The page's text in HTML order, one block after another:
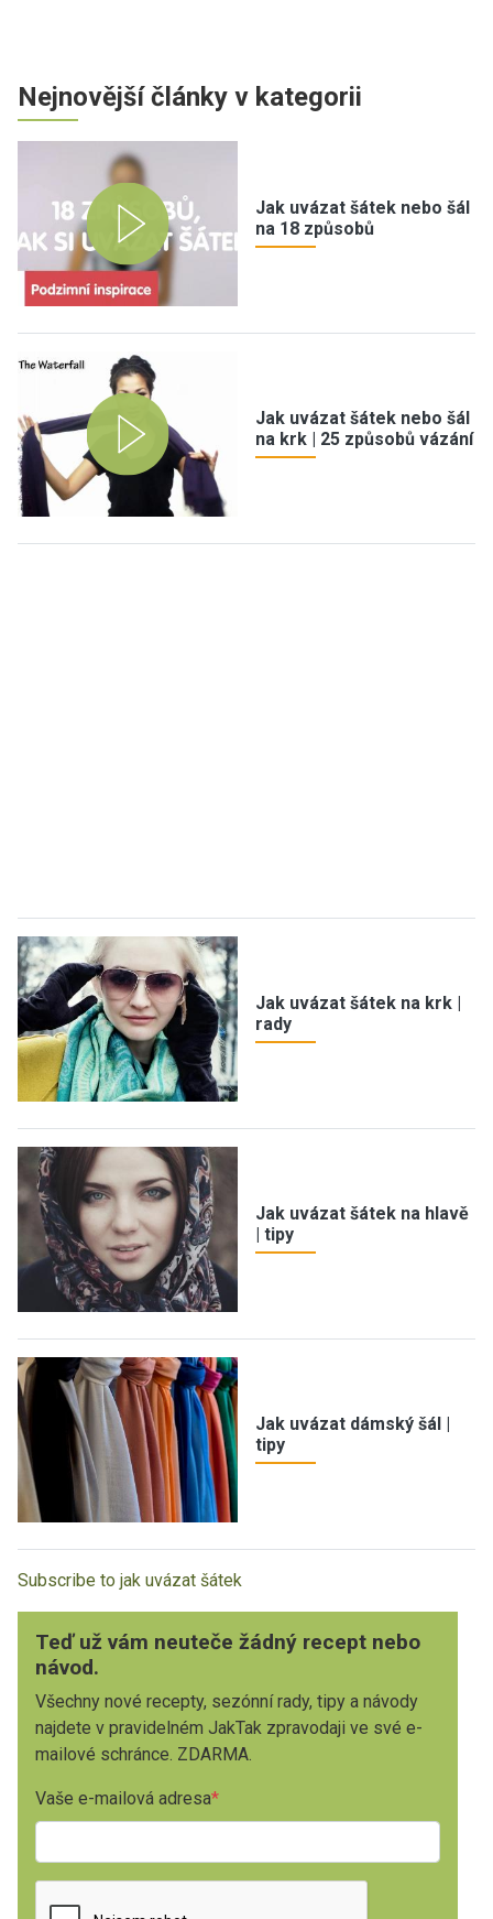
Nejnovější články v kategorii
Jak uvázat šátek nebo šál
na 18 způsobů
Jak uvázat šátek nebo šál
na krk | 25 způsobů vázání
Jak uvázat šátek na krk |
rady
Jak uvázat šátek na hlavě
| tipy
Jak uvázat dámský šál |
tipy
Subscribe to jak uvázat šátek
Teď už vám neuteče žádný recept nebo
návod.
Všechny nové recepty, sezónní rady, tipy a návody
najdete v pravidelném JakTak zpravodaji ve své e-
mailové schránce. ZDARMA.
Vaše e-mailová adresa